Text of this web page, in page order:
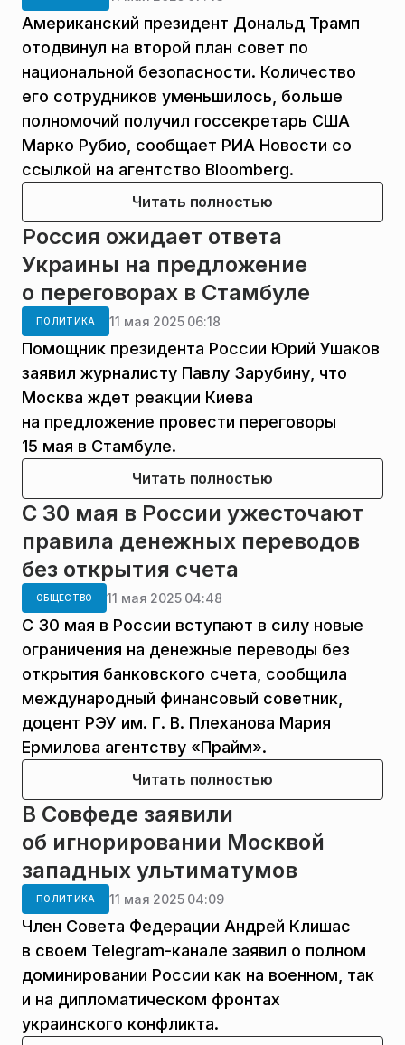
Американский президент Дональд Трамп
отодвинул на второй план совет по
национальной безопасности. Количество
его сотрудников уменьшилось, больше
полномочий получил госсекретарь США
Марко Рубио, сообщает РИА Новости со
ссылкой на агентство Bloomberg.
Читать полностью
Россия ожидает ответа
Украины на предложение
о переговорах в Стамбуле
ПОЛИТИКА 11 мая 2025 06:18
Помощник президента России Юрий Ушаков
заявил журналисту Павлу Зарубину, что
Москва ждет реакции Киева
на предложение провести переговоры
15 мая в Стамбуле.
Читать полностью
С 30 мая в России ужесточают
правила денежных переводов
без открытия счета
ОБЩЕСТВО 11 мая 2025 04:48
С 30 мая в России вступают в силу новые
ограничения на денежные переводы без
открытия банковского счета, сообщила
международный финансовый советник,
доцент РЭУ им. Г. В. Плеханова Мария
Ермилова агентству «Прайм».
Читать полностью
В Совфеде заявили
об игнорировании Москвой
западных ультиматумов
ПОЛИТИКА 11 мая 2025 04:09
Член Совета Федерации Андрей Клишас
в своем Telegram-канале заявил о полном
доминировании России как на военном, так
и на дипломатическом фронтах
украинского конфликта.